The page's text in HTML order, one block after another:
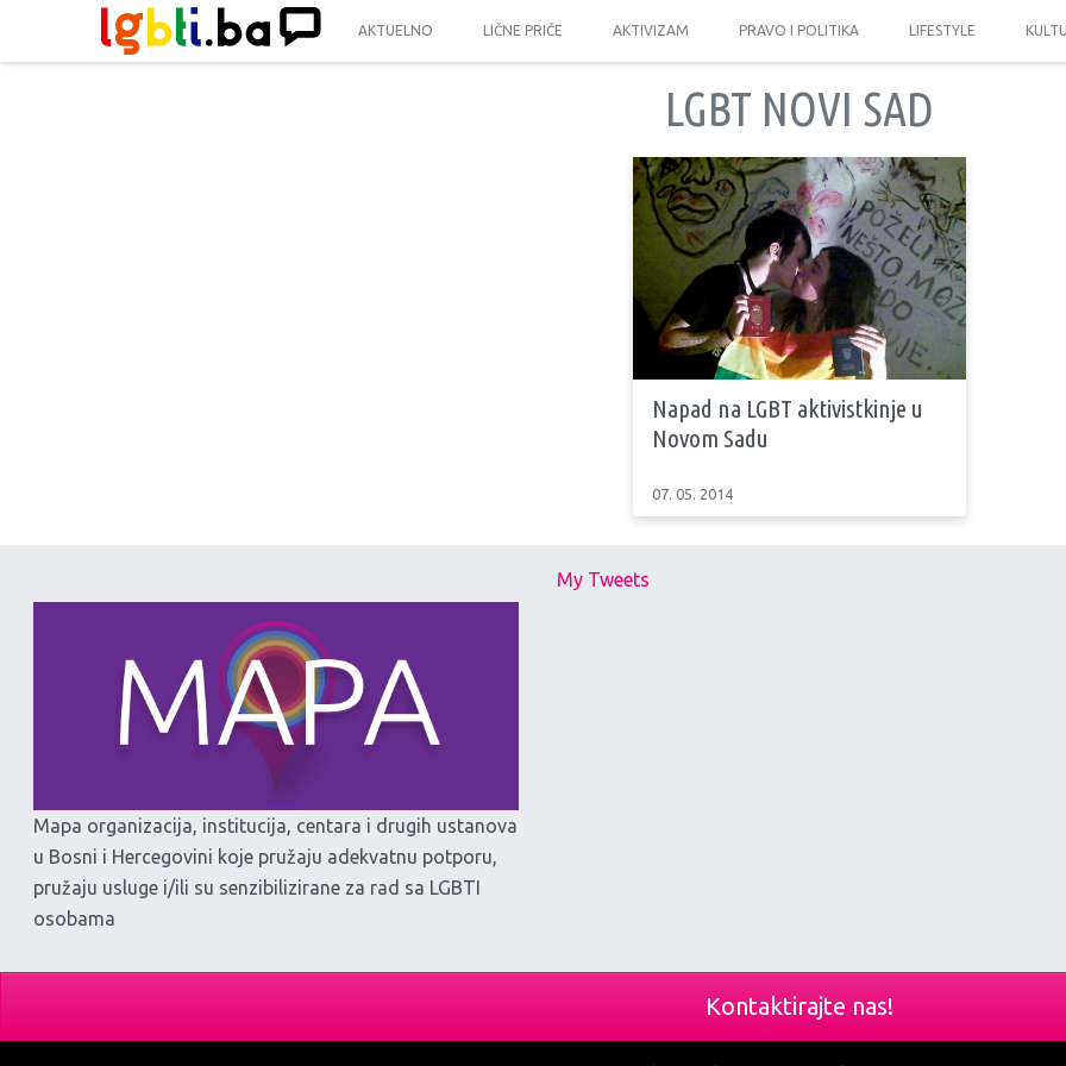
AKTUELNO LIČNE PRIČE AKTIVIZAM PRAVO I POLITIKA LIFESTYLE
LGBT NOVI SAD
Napad na LGBT aktivistkinje u
Novom Sadu
07. 05. 2014
Mapa organizacija, institucija, centara i drugih ustanova
u Bosni i Hercegovini koje pružaju adekvatnu potporu,
pružaju usluge i/ili su senzibilizirane za rad sa LGBTI
osobama
My Tweets
Kontaktirajte nas!